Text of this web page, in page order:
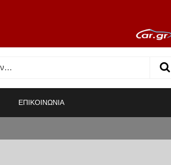
ΕΠΙΚΟΙΝΩΝΙΑ